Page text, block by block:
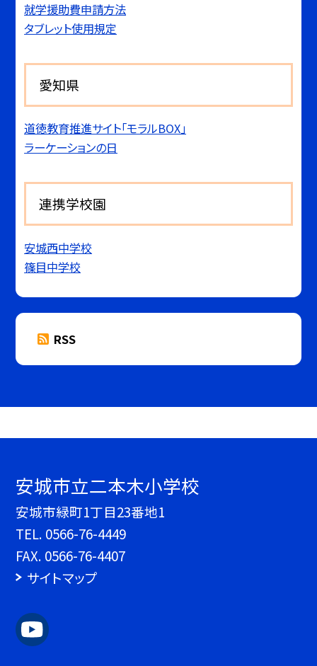
就学援助費申請方法
タブレット使用規定
愛知県
道徳教育推進サイト「モラルBOX」
ラーケーションの日
連携学校園
安城西中学校
篠目中学校
RSS
安城市立二本木小学校
安城市緑町1丁目23番地1
TEL. 0566-76-4449
FAX. 0566-76-4407
サイトマップ